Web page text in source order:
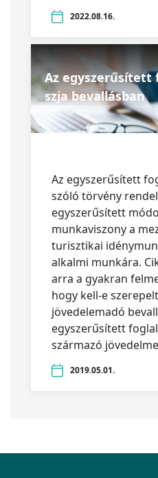
2022.08.16.
Az egyszerűsített
szja bevallásban
Az egyszerűsített
szóló törvény
egyszerűsített
munkaviszony a
turisztikai
alkalmi munkára.
arra a gyakran
hogy kell-e
jövedelemadó
egyszerűsített
származó
2019.05.01.